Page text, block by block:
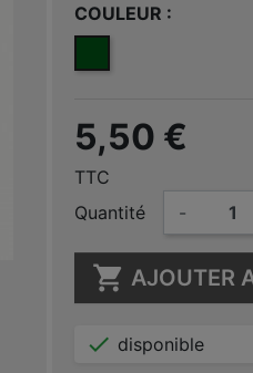
COULEUR
VERT 6005
5,50 €
TTC
Quantité
-
 AJOUTER
 disponible